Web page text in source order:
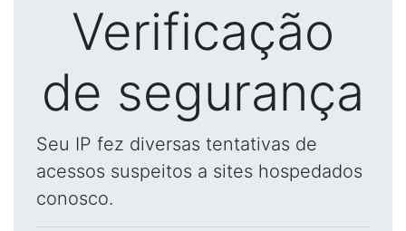
Verificação
de segurança
Seu IP fez diversas tentativas de
acessos suspeitos a sites hospedados
conosco.